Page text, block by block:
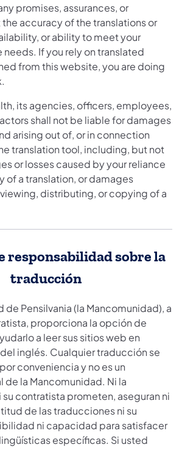
promises, assurances, or
accuracy of the translations or
or ability to meet your
If you rely on translated
from this website, you are doing
its agencies, officers, employees,
shall not be liable for damages
arising out of, or in connection
translation tool, including, but not
or losses caused by your reliance
of a translation, or damages
distributing, or copying of a
responsabilidad sobre la
traducción
de Pensilvania (la Mancomunidad), a
proporciona la opción de
a leer sus sitios web en
inglés. Cualquier traducción se
conveniencia y no es un
la Mancomunidad. Ni la
contratista prometen, aseguran ni
de las traducciones ni su
ni capacidad para satisfacer
específicas. Si usted